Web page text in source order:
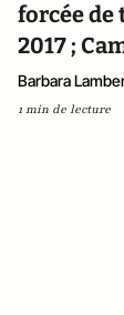
forcée
2017 ;
Barbara
1 min de lecture